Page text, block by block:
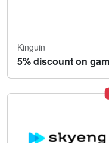
Kinguin
5% discount on